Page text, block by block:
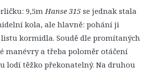
9,5mHanse 315 se jednak stala
kola, ale hlavně: pohání ji
kormidla. Soudě dle promítaných
manévry a třeba poloměr otáčení
lodí těžko překonatelný. Na druhou